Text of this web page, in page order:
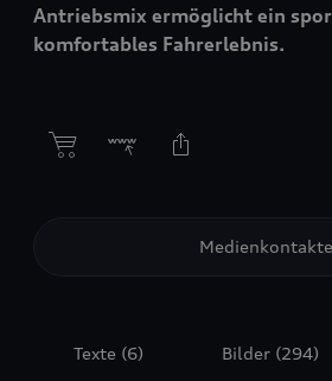
Antriebsmix ermöglicht ein
komfortables Fahrerlebnis.
Medienkontakte
Texte (6) Bilder (294)